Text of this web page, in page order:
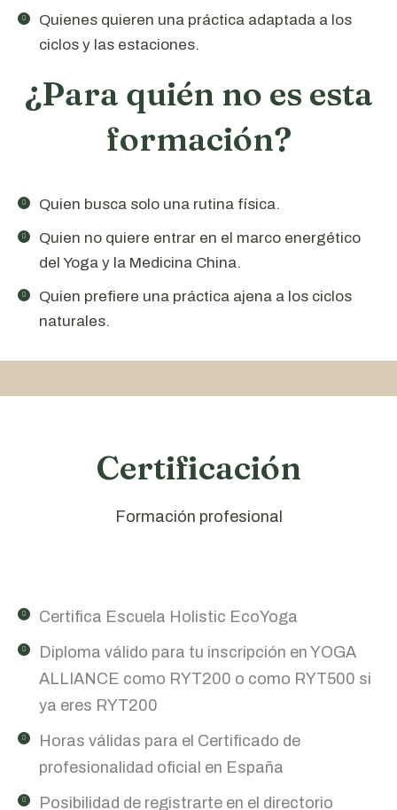
Quienes quieren una práctica adaptada a los
ciclos y las estaciones.
¿Para quién no es esta
formación?
Quien busca solo una rutina física.
Quien no quiere entrar en el marco energético
del Yoga y la Medicina China.
Quien prefiere una práctica ajena a los ciclos
naturales.
Certificación
Formación profesional
Certifica Escuela Holistic EcoYoga
Diploma válido para tu inscripción en YOGA
ALLIANCE como RYT200 o como RYT500 si
ya eres RYT200
Horas válidas para el Certificado de
profesionalidad oficial en España
Posibilidad de registrarte en el directorio